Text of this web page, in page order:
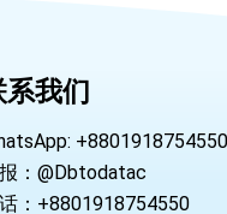
系我们
+8801918754550
：@Dbtodatac
：+8801918754550